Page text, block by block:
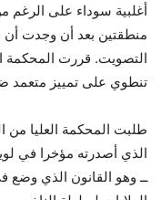
أغلبية سوداء على الرغم
منطقتين بعد أن وجدت
التصويت. قررت المحكمة
تنطوي على تمييز متعمد
طلبت المحكمة العليا من
الذي أصدرته مؤخرا في
ــ وهو القانون الذي